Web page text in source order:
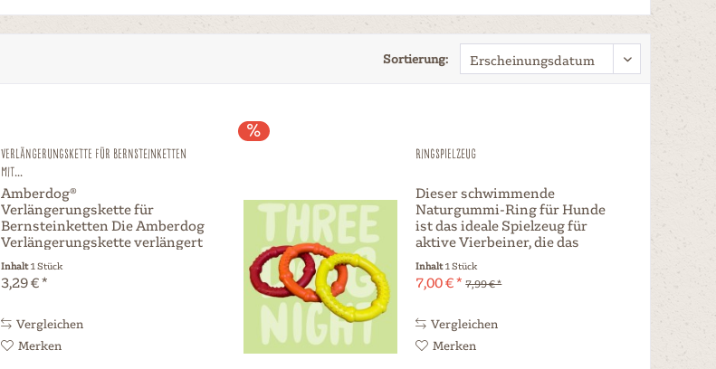
Sortierung:
Verlängerungskette für Bernsteinketten
mit...
Amberdog®
Verlängerungskette für
Bernsteinketten Die Amberdog
Verlängerungskette verlängert
jede Bernsteinkette um genau 2
cm . Sie lässt sich ganz einfach
durch Einschrauben an die
sodass diese die perfekte...
Inhalt1 Stück
3,29 € *
Vergleichen
Merken
Ringspielzeug
Dieser schwimmende
Naturgummi-Ring für Hunde
ist das ideale Spielzeug für
aktive Vierbeiner, die das
Wasser lieben. Mit einem
Durchmesser von 16
Zentimetern bietet dieser
hochwertigem Naturgummi
eine perfekte Größe...
Inhalt1 Stück
7,00 € * 7,99 € *
Vergleichen
Merken